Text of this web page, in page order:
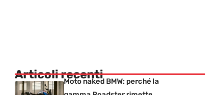
Articoli recentiMoto naked BMW: perché la